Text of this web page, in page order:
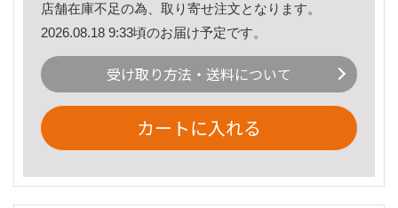
店舗在庫不足の為、取り寄せ注文となります。
2026.08.18 9:33頃のお届け予定です。
受け取り方法・送料について
カートに入れる